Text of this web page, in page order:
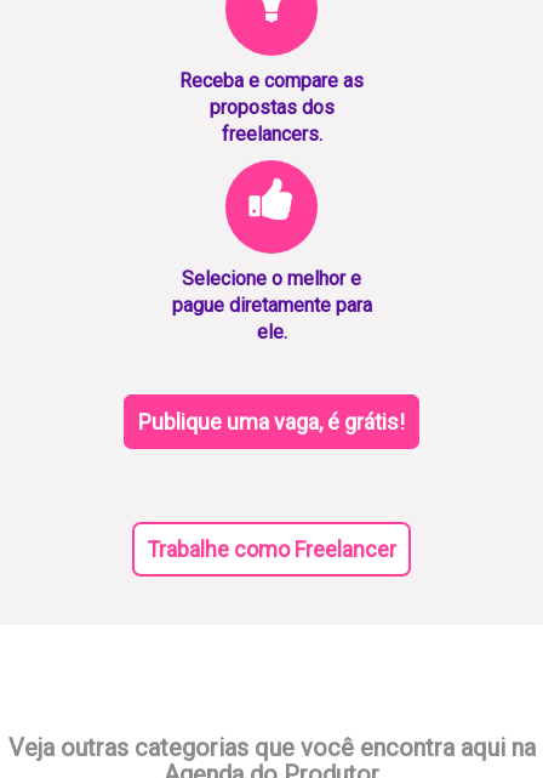
Receba e compare as
propostas dos
freelancers.
Selecione o melhor e
pague diretamente para
ele.
Publique uma vaga, é grátis!
Trabalhe como Freelancer
Veja outras categorias que você encontra aqui na